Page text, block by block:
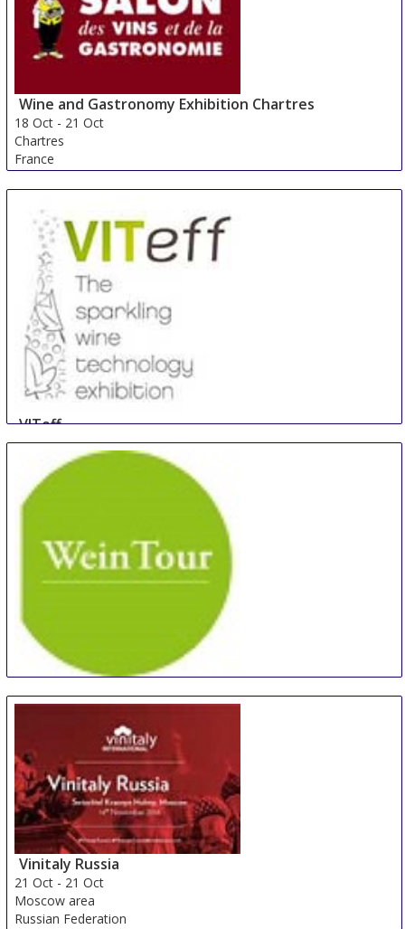
Wine and Gastronomy Exhibition Chartres
18 Oct - 21 Oct
Chartres
France
VITeff
19 Oct-22 Oct
Epernay
France
19 Oct-20 Oct
Vinitaly Russia
21 Oct - 21 Oct
Moscow area
Russian Federation